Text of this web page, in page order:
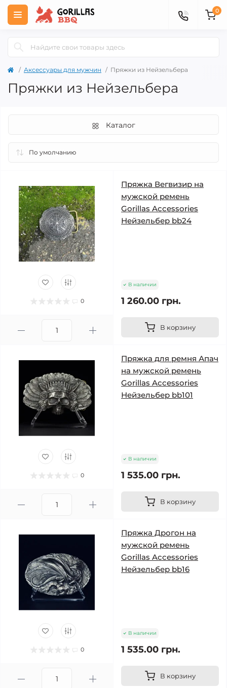
0
Аксессуары для мужчин Пряжки из Нейзельбера
Пряжки из Нейзельбера
Каталог
0
Пряжка Вегвизир на
мужской ремень
Gorillas Accessories
Нейзельбер bb24
В наличии
1 260.00 грн.
В корзину
0
Пряжка для ремня Апач
на мужской ремень
Gorillas Accessories
Нейзельбер bb101
В наличии
1 535.00 грн.
В корзину
0
Пряжка Дрогон на
мужской ремень
Gorillas Accessories
Нейзельбер bb16
В наличии
1 535.00 грн.
В корзину